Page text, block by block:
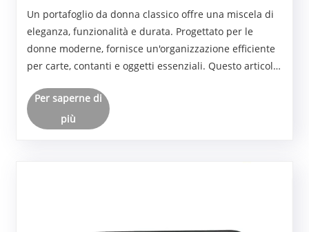
Un portafoglio da donna classico offre una miscela di
eleganza, funzionalità e durata. Progettato per le
donne moderne, fornisce un'organizzazione efficiente
per carte, contanti e oggetti essenziali. Questo articolo
pratici dell'utilizzo di un p......
Per saperne di
più